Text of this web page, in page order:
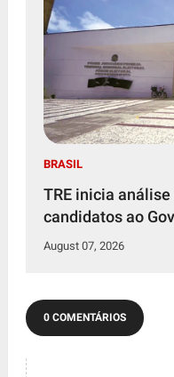
BRASIL
TRE inicia
candidatos ao
August 07, 2026
0 COMENTÁRIOS